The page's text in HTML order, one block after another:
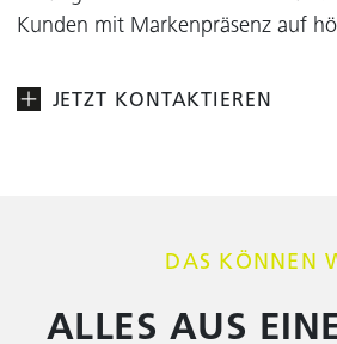
Kunden mit Markenpräsenz auf
JETZT KONTAKTIEREN
DAS KÖNNEN
ALLES AUS